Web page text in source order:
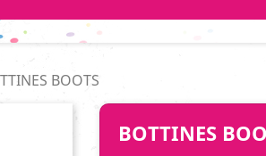
BOOTS
BOTTINES